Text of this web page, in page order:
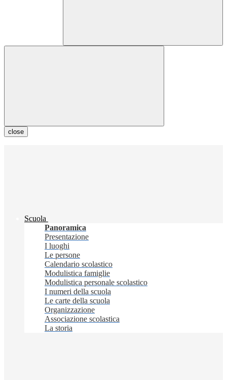
close
Scuola
Panoramica
Presentazione
I luoghi
Le persone
Calendario scolastico
Modulistica famiglie
Modulistica personale scolastico
I numeri della scuola
Le carte della scuola
Organizzazione
Associazione scolastica
La storia